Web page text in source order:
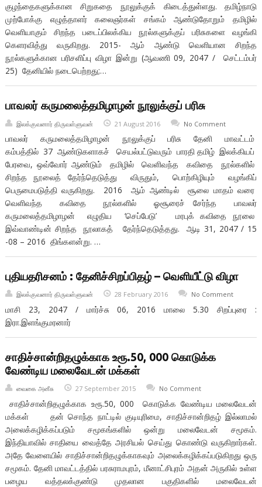
குழந்தைகளுக்கான சிறுகதை நூலுக்குக் கிடைத்துள்ளது. தமிழ்நாடு
முற்போக்கு எழுத்தாளர் கலைஞர்கள் சங்கம் ஆண்டுதோறும் தமிழில்
வெளியாகும் சிறந்த படைப்பிலக்கிய நூல்களுக்குப் பரிசுகளை வழங்கி
கெளரவித்து வருகிறது. 2015- ஆம் ஆண்டு வெளியான சிறந்த
நூல்களுக்கான பரிசளிப்பு விழா இன்று (ஆவணி 09, 2047 / செட்டம்பர்
25) தேனியில் நடைபெற்றது;…
பாவலர் கருமலைத்தமிழாழன் நூலுக்குப் பரிசு
இலக்குவனார் திருவள்ளுவன் 21 August 2016 No Comment
பாவலர் கருமலைத்தமிழாழன் நூலுக்குப் பரிசு தேனி மாவட்டம்
கம்பத்தில் 37 ஆண்டுகளாகச் செயல்பட்டுவரும் பாரதி தமிழ் இலக்கியப்
பேரவை, ஒவ்வோர் ஆண்டும் தமிழில் வெளிவந்த கவிதை நூல்களில்
சிறந்த நூலைத் தேர்ந்தெடுத்து விருதும், பொற்கிழியும் வழங்கிப்
பெருமைபடுத்தி வருகிறது. 2016 ஆம் ஆண்டில் சூலை மாதம் வரை
வெளிவந்த கவிதை நூல்களில் ஓசூரைச் சேர்ந்த பாவலர்
கருமலைத்தமிழாழன் எழுதிய ‘செப்பேடு’ மரபுக் கவிதை நூலை
இவ்வாண்டின் சிறந்த நூலாகத் தேர்ந்தெடுத்தது. ஆடி 31, 2047 / 15
-08 – 2016 திங்களன்று. …
புதியதரிசனம் : தேனிச்சிறப்பிதழ் – வெளியீட்டு விழா
இலக்குவனார் திருவள்ளுவன் 28 February 2016 No Comment
மாசி 23, 2047 / மார்ச்சு 06, 2016 மாலை 5.30 சிறப்புரை :
இரா.இளங்குமரனார்
சாதிச்சான்றிதழுக்காக உரூ.50, 000 கொடுக்க
வேண்டிய மலைவேடன் மக்கள்
வைகை அனீசு 27 September 2015 No Comment
சாதிச்சான்றிதழுக்காக உரூ.50, 000 கொடுக்க வேண்டிய மலைவேடன்
மக்கள் தன் சொந்த நாட்டில் குடியுரிமை, சாதிச்சான்றிதழ் இல்லாமல்
அலைக்கழிக்கப்படும் சமூகங்களில் ஒன்று மலைவேடன் சமூகம்.
இந்தியாவில் சாதியை வைத்தே அரசியல் செய்து கொண்டு வருகிறார்கள்.
அதே வேளையில் சாதிச்சான்றிதழுக்காகவும் அலைக்கழிக்கப்படுகிறது ஒரு
சமூகம். தேனி மாவட்டத்தில் பரசுராமபுரம், மீனாட்சிபுரம் அதன் அருகில் உள்ள
பழைய வத்தலக்குண்டு முதலான பகுதிகளில் மலைவேடன்